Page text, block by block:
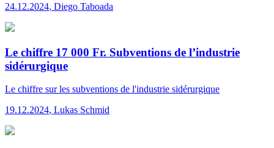
24.12.2024, Diego Taboada
Le chiffre 17 000 Fr. Subventions de l’industrie
sidérurgique
Le chiffre sur les subventions de l'industrie sidérurgique
19.12.2024, Lukas Schmid